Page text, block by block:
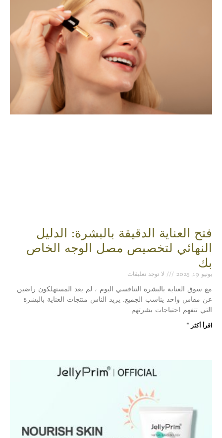
فتح العناية الدقيقة بالبشرة: الدليل
النهائي لتخصيص مصل الوجه الخاص
بك
يونيو 19, 2025 لا توجد تعليقات
مع سوق العناية بالبشرة التنافسي اليوم ، لم يعد المستهلكون راضين
عن مقاس واحد يناسب الجميع. يريد الناس منتجات العناية بالبشرة
التي تتفهم احتياجات بشرتهم
اقرأ أكثر "